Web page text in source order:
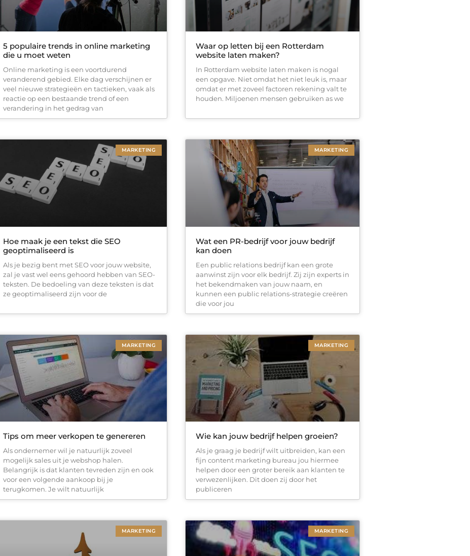
5 populaire trends in online marketing
die u moet weten
Online marketing is een voortdurend
veranderend gebied. Elke dag verschijnen er
veel nieuwe strategieën en tactieken, vaak als
reactie op een bestaande trend of een
verandering in het gedrag van
Waar op letten bij een Rotterdam
website laten maken?
In Rotterdam website laten maken is nogal
een opgave. Niet omdat het niet leuk is, maar
omdat er met zoveel factoren rekening valt te
houden. Miljoenen mensen gebruiken as we
MARKETING
Hoe maak je een tekst die SEO
geoptimaliseerd is
Als je bezig bent met SEO voor jouw website,
zal je vast wel eens gehoord hebben van SEO-
teksten. De bedoeling van deze teksten is dat
ze geoptimaliseerd zijn voor de
MARKETING
Wat een PR-bedrijf voor jouw bedrijf
kan doen
Een public relations bedrijf kan een grote
aanwinst zijn voor elk bedrijf. Zij zijn experts in
het bekendmaken van jouw naam, en
kunnen een public relations-strategie creëren
die voor jou
MARKETING
Tips om meer verkopen te genereren
Als ondernemer wil je natuurlijk zoveel
mogelijk sales uit je webshop halen.
Belangrijk is dat klanten tevreden zijn en ook
voor een volgende aankoop bij je
terugkomen. Je wilt natuurlijk
MARKETING
Wie kan jouw bedrijf helpen groeien?
Als je graag je bedrijf wilt uitbreiden, kan een
fijn content marketing bureau jou hiermee
helpen door een groter bereik aan klanten te
verwezenlijken. Dit doen zij door het
publiceren
MARKETING MARKETING